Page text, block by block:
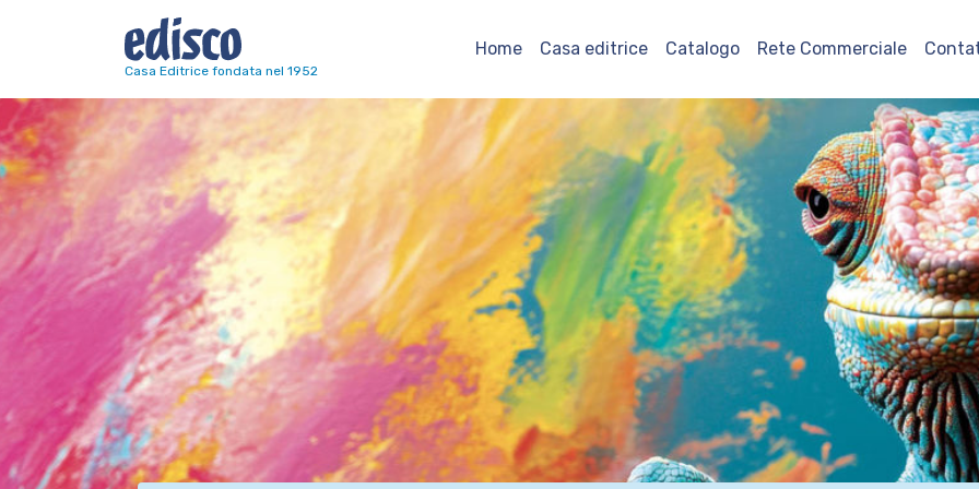
Navigazione principale
Casa Editrice fondata nel 1952
Home Casa editrice Catalogo Rete Commerciale